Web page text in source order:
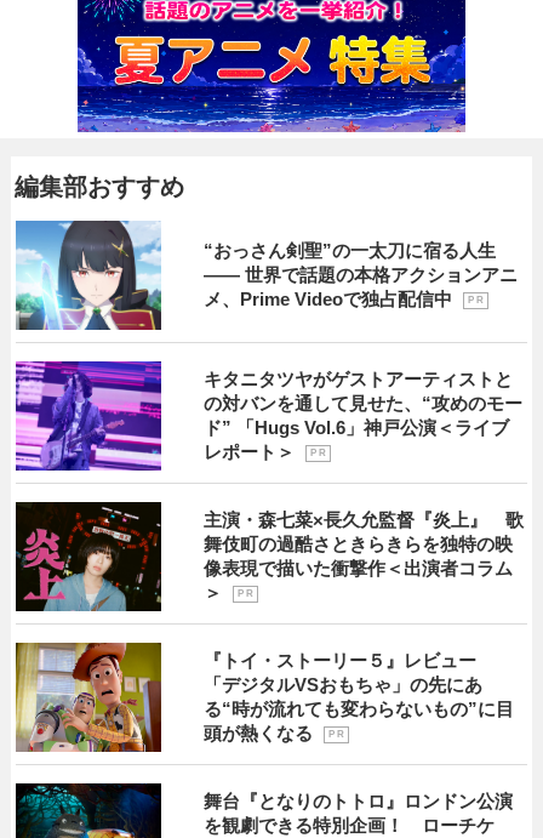
編集部おすすめ
“おっさん剣聖”の一太刀に宿る人生
―― 世界で話題の本格アクションアニ
メ、Prime Videoで独占配信中
P R
キタニタツヤがゲストアーティストと
の対バンを通して見せた、“攻めのモー
ド” 「Hugs Vol.6」神戸公演＜ライブ
レポート＞
P R
主演・森七菜×長久允監督『炎上』 歌
舞伎町の過酷さときらきらを独特の映
像表現で描いた衝撃作＜出演者コラム
＞
P R
『トイ・ストーリー５』レビュー
「デジタルVSおもちゃ」の先にあ
る“時が流れても変わらないもの”に目
頭が熱くなる
P R
舞台『となりのトトロ』ロンドン公演
を観劇できる特別企画！ ローチケ